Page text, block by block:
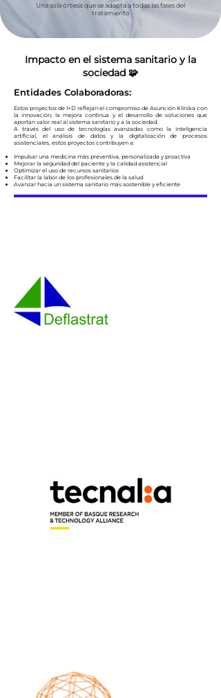
Una sola órtesis que se adapta a todas las fases del
tratamiento
Impacto en el sistema sanitario y la
sociedad 🧩
Entidades Colaboradoras:
Estos proyectos de I+D reflejan el compromiso de Asunción Klinika con
la innovación, la mejora continua y el desarrollo de soluciones que
aportan valor real al sistema sanitario y a la sociedad.
A través del uso de tecnologías avanzadas como la inteligencia
artificial, el análisis de datos y la digitalización de procesos
asistenciales, estos proyectos contribuyen a:
Impulsar una medicina más preventiva, personalizada y proactiva
Mejorar la seguridad del paciente y la calidad asistencial
Optimizar el uso de recursos sanitarios
Facilitar la labor de los profesionales de la salud
Avanzar hacia un sistema sanitario más sostenible y eficiente